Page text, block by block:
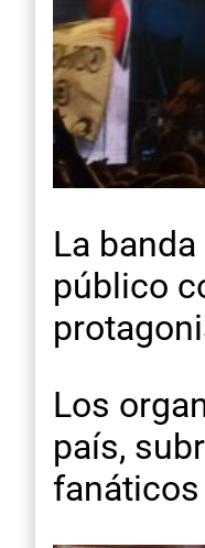
La
público
Los
país,
fanáticos